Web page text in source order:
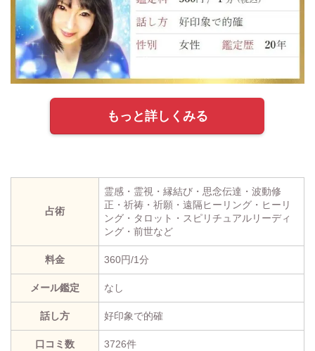
もっと詳しくみる
占術
霊感・霊視・縁結び・思念伝達・波動修
正・祈祷・祈願・遠隔ヒーリング・ヒーリ
ング・タロット・スピリチュアルリーディ
ング・前世など
料金 360円/1分
メール鑑定 なし
話し方 好印象で的確
口コミ数 3726件